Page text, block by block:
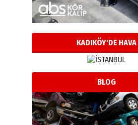
KADIKÖY'DE HAVA
BLOG